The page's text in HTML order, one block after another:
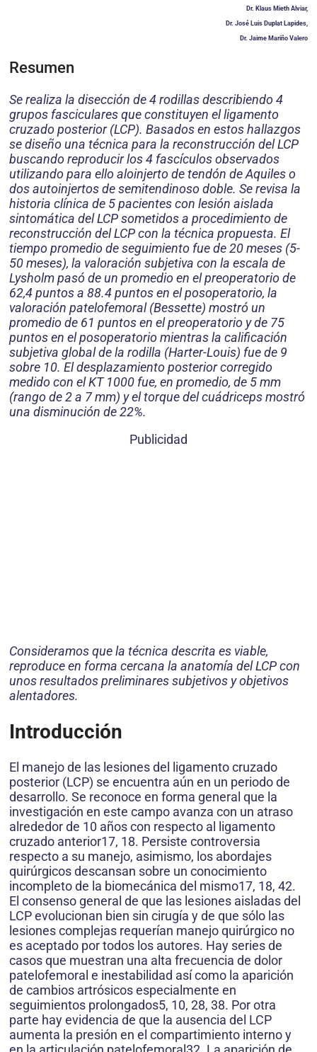
Dr. Klaus Mieth Alviar,
Dr. José Luis Duplat Lapides,
Dr. Jaime Mariño Valero
Resumen
Se realiza la disección de 4 rodillas describiendo 4
grupos fasciculares que constituyen el ligamento
cruzado posterior (LCP). Basados en estos hallazgos
se diseño una técnica para la reconstrucción del LCP
buscando reproducir los 4 fascículos observados
utilizando para ello aloinjerto de tendón de Aquiles o
dos autoinjertos de semitendinoso doble. Se revisa la
historia clínica de 5 pacientes con lesión aislada
sintomática del LCP sometidos a procedimiento de
reconstrucción del LCP con la técnica propuesta. El
tiempo promedio de seguimiento fue de 20 meses (5-
50 meses), la valoración subjetiva con la escala de
Lysholm pasó de un promedio en el preoperatorio de
62,4 puntos a 88.4 puntos en el posoperatorio, la
valoración patelofemoral (Bessette) mostró un
promedio de 61 puntos en el preoperatorio y de 75
puntos en el posoperatorio mientras la calificación
subjetiva global de la rodilla (Harter-Louis) fue de 9
sobre 10. El desplazamiento posterior corregido
medido con el KT 1000 fue, en promedio, de 5 mm
(rango de 2 a 7 mm) y el torque del cuádriceps mostró
una disminución de 22%.
Publicidad
Consideramos que la técnica descrita es viable,
reproduce en forma cercana la anatomía del LCP con
unos resultados preliminares subjetivos y objetivos
alentadores.
Introducción
El manejo de las lesiones del ligamento cruzado
posterior (LCP) se encuentra aún en un periodo de
desarrollo. Se reconoce en forma general que la
investigación en este campo avanza con un atraso
alrededor de 10 años con respecto al ligamento
cruzado anterior17, 18. Persiste controversia
respecto a su manejo, asimismo, los abordajes
quirúrgicos descansan sobre un conocimiento
incompleto de la biomecánica del mismo17, 18, 42.
El consenso general de que las lesiones aisladas del
LCP evolucionan bien sin cirugía y de que sólo las
lesiones complejas requerían manejo quirúrgico no
es aceptado por todos los autores. Hay series de
casos que muestran una alta frecuencia de dolor
patelofemoral e inestabilidad así como la aparición
de cambios artrósicos especialmente en
seguimientos prolongados5, 10, 28, 38. Por otra
parte hay evidencia de que la ausencia del LCP
aumenta la presión en el compartimiento interno y